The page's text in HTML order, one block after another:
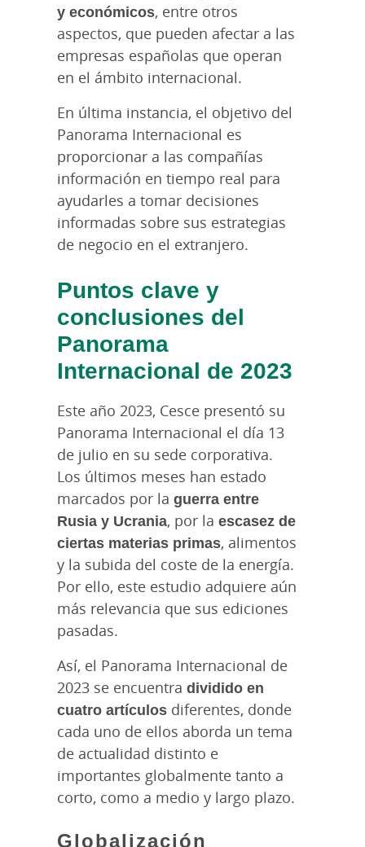
y económicos, entre otros
aspectos, que pueden afectar a las
empresas españolas que operan
en el ámbito internacional.
En última instancia, el objetivo del
Panorama Internacional es
proporcionar a las compañías
información en tiempo real para
ayudarles a tomar decisiones
informadas sobre sus estrategias
de negocio en el extranjero.
Puntos clave y
conclusiones del
Panorama
Internacional de 2023
Este año 2023, Cesce presentó su
Panorama Internacional el día 13
de julio en su sede corporativa.
Los últimos meses han estado
marcados por la guerra entre
Rusia y Ucrania, por la escasez de
ciertas materias primas, alimentos
y la subida del coste de la energía.
Por ello, este estudio adquiere aún
más relevancia que sus ediciones
pasadas.
Así, el Panorama Internacional de
2023 se encuentra dividido en
cuatro artículos diferentes, donde
cada uno de ellos aborda un tema
de actualidad distinto e
importantes globalmente tanto a
corto, como a medio y largo plazo.
Globalización